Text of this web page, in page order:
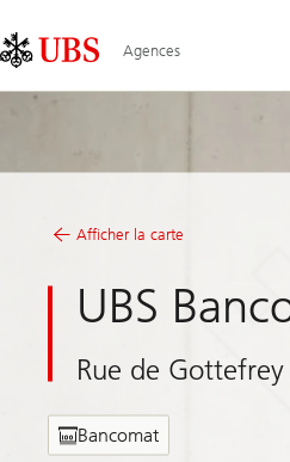
Area
Agences
Afficher la carte
UBS
Rue de
Bancomat